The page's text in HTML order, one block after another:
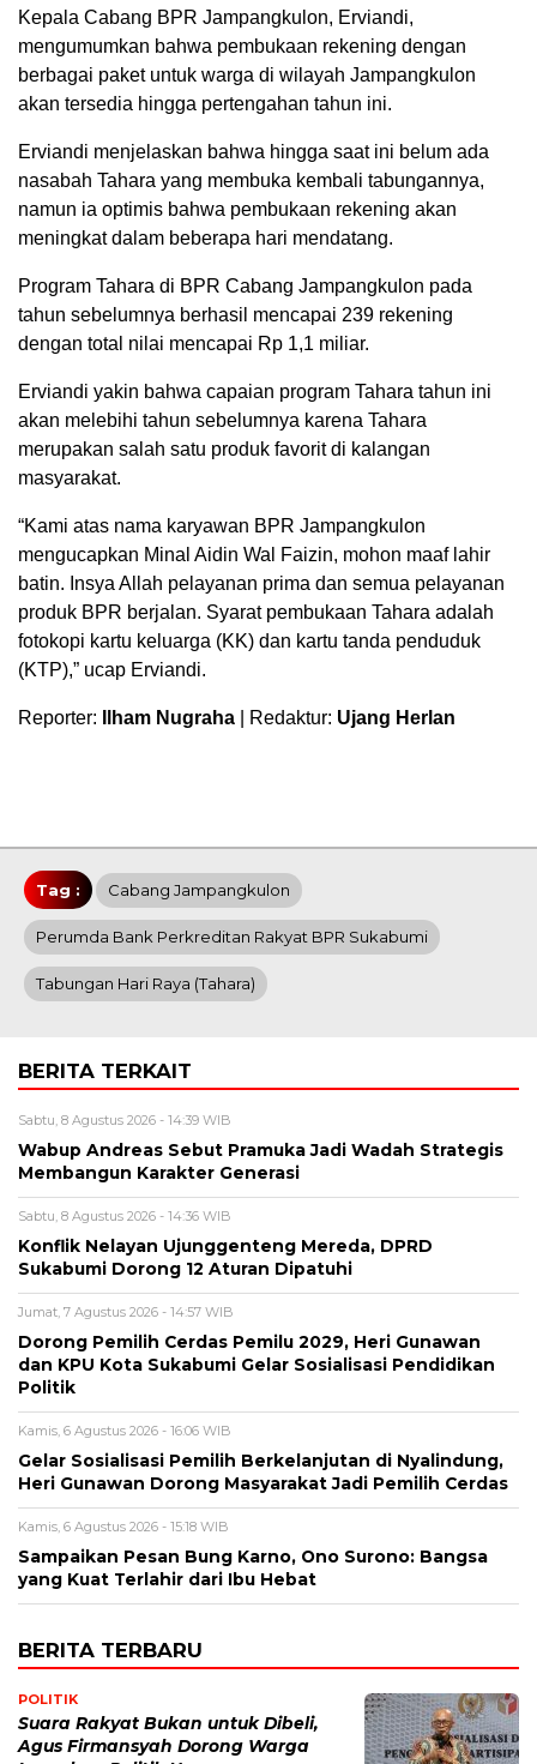
Kepala Cabang BPR Jampangkulon, Erviandi,
mengumumkan bahwa pembukaan rekening dengan
berbagai paket untuk warga di wilayah Jampangkulon
akan tersedia hingga pertengahan tahun ini.
Erviandi menjelaskan bahwa hingga saat ini belum ada
nasabah Tahara yang membuka kembali tabungannya,
namun ia optimis bahwa pembukaan rekening akan
meningkat dalam beberapa hari mendatang.
Program Tahara di BPR Cabang Jampangkulon pada
tahun sebelumnya berhasil mencapai 239 rekening
dengan total nilai mencapai Rp 1,1 miliar.
Erviandi yakin bahwa capaian program Tahara tahun ini
akan melebihi tahun sebelumnya karena Tahara
merupakan salah satu produk favorit di kalangan
masyarakat.
“Kami atas nama karyawan BPR Jampangkulon
mengucapkan Minal Aidin Wal Faizin, mohon maaf lahir
batin. Insya Allah pelayanan prima dan semua pelayanan
produk BPR berjalan. Syarat pembukaan Tahara adalah
fotokopi kartu keluarga (KK) dan kartu tanda penduduk
(KTP),” ucap Erviandi.
Reporter: Ilham Nugraha | Redaktur: Ujang Herlan
Tag : Cabang Jampangkulon
Perumda Bank Perkreditan Rakyat BPR Sukabumi
Tabungan Hari Raya (tahara)
BERITA TERKAIT
Sabtu, 8 Agustus 2026 - 14:39 WIB
Wabup Andreas Sebut Pramuka Jadi Wadah Strategis
Membangun Karakter Generasi ‎
Sabtu, 8 Agustus 2026 - 14:36 WIB
Konflik Nelayan Ujunggenteng Mereda, DPRD
Sukabumi Dorong 12 Aturan Dipatuhi
Jumat, 7 Agustus 2026 - 14:57 WIB
Dorong Pemilih Cerdas Pemilu 2029, Heri Gunawan
dan KPU Kota Sukabumi Gelar Sosialisasi Pendidikan
Politik
Kamis, 6 Agustus 2026 - 16:06 WIB
Gelar Sosialisasi Pemilih Berkelanjutan di Nyalindung,
Heri Gunawan Dorong Masyarakat Jadi Pemilih Cerdas
Kamis, 6 Agustus 2026 - 15:18 WIB
Sampaikan Pesan Bung Karno, Ono Surono: Bangsa
yang Kuat Terlahir dari Ibu Hebat
BERITA TERBARU
POLITIK
Suara Rakyat Bukan untuk Dibeli,
Agus Firmansyah Dorong Warga